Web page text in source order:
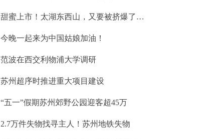
甜蜜上市！太湖东西山，又要被挤爆了…
今晚一起来为中国姑娘加油！
范波在西交利物浦大学调研
苏州超序时推进重大项目建设
“五一”假期苏州郊野公园迎客超45万
2.7万件失物找寻主人！苏州地铁失物